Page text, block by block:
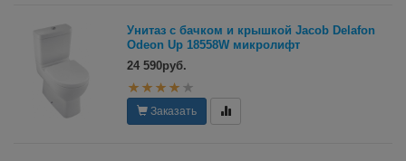
Унитаз с бачком и крышкой Jacob Delafon
Odeon Up 18558W микролифт
24 590руб.
Заказать